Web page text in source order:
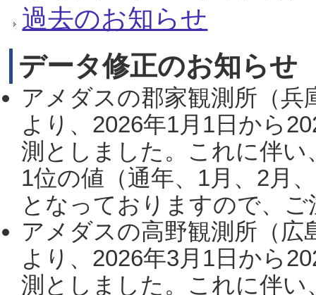
過去のお知らせ
データ修正のお知らせ
アメダスの郡家観測所（
より、2026年1月1日から
測としました。これに伴い
1位の値（通年、1月、2月
となっておりますので、
アメダスの高野観測所（
より、2026年3月1日から
測としました。これに伴い